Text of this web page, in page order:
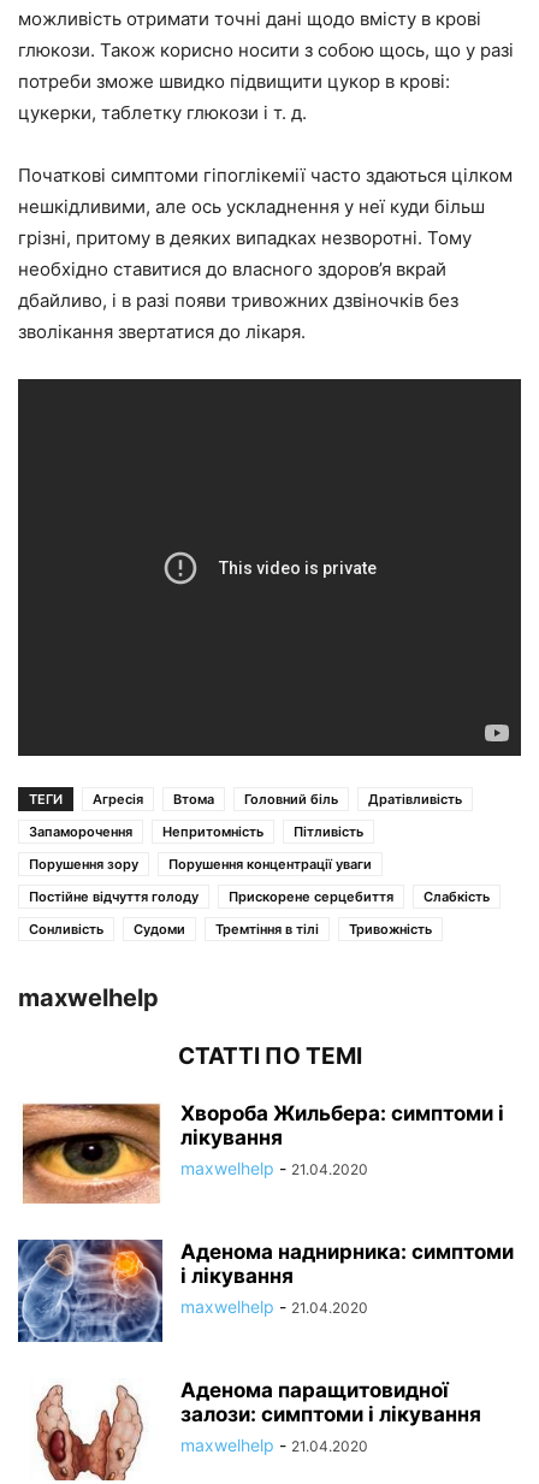
можливість отримати точні дані щодо вмісту в крові
глюкози. Також корисно носити з собою щось, що у разі
потреби зможе швидко підвищити цукор в крові:
цукерки, таблетку глюкози і т. д.
Початкові симптоми гіпоглікемії часто здаються цілком
нешкідливими, але ось ускладнення у неї куди більш
грізні, притому в деяких випадках незворотні. Тому
необхідно ставитися до власного здоров’я вкрай
дбайливо, і в разі появи тривожних дзвіночків без
зволікання звертатися до лікаря.
ТЕГИ Агресія Втома Головний біль
Дратівливість
Запаморочення
Непритомність
Пітливість
Порушення зору
Порушення концентрації уваги
Постійне відчуття голоду
Прискорене серцебиття
Слабкість
Сонливість
Судоми Тремтіння в тілі Тривожність
maxwelhelp
СТАТТІ ПО ТЕМІ
Хвороба Жильбера: симптоми і
лікування
maxwelhelp - 21.04.2020
Аденома наднирника: симптоми
і лікування
maxwelhelp - 21.04.2020
Аденома паращитовидної
залози: симптоми і лікування
maxwelhelp - 21.04.2020